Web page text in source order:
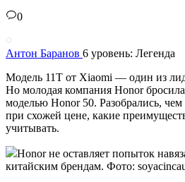
0
Антон Баранов 6 уровень: Легенда
Модель 11T от Xiaomi — один из
Но молодая компания Honor
моделью Honor 50. Разобрались,
при схожей цене, какие
учитывать.
Honor не оставляет попыток
китайским брендам. Фото: